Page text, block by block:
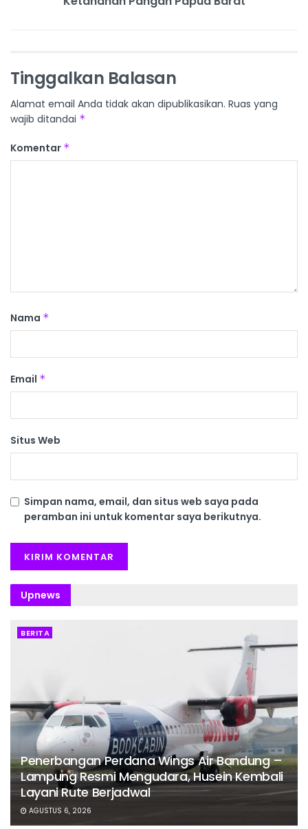
Tinggalkan Balasan
Alamat email Anda tidak akan dipublikasikan. Ruas yang
wajib ditandai *
Komentar *
Nama *
Email *
Situs Web
Simpan nama, email, dan situs web saya pada
peramban ini untuk komentar saya berikutnya.
Upnews
BERITA
Penerbangan Perdana Wings Air Bandung –
Lampung Resmi Mengudara, Husein Kembali
Layani Rute Berjadwal
AGUSTUS 6, 2026